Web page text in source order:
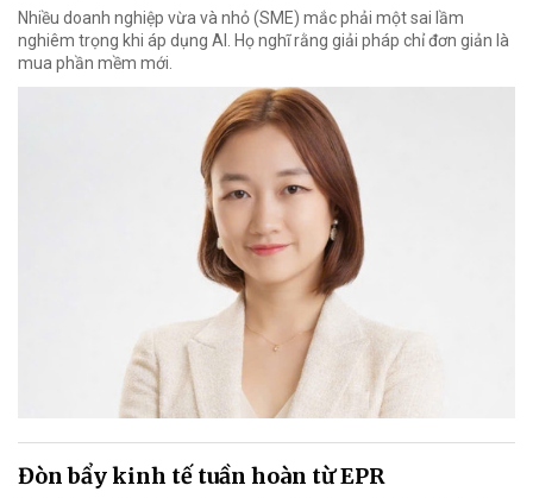
Nhiều doanh nghiệp vừa và nhỏ (SME) mắc phải một sai lầm
nghiêm trọng khi áp dụng AI. Họ nghĩ rằng giải pháp chỉ đơn giản là
mua phần mềm mới.
Đòn bẩy kinh tế tuần hoàn từ EPR